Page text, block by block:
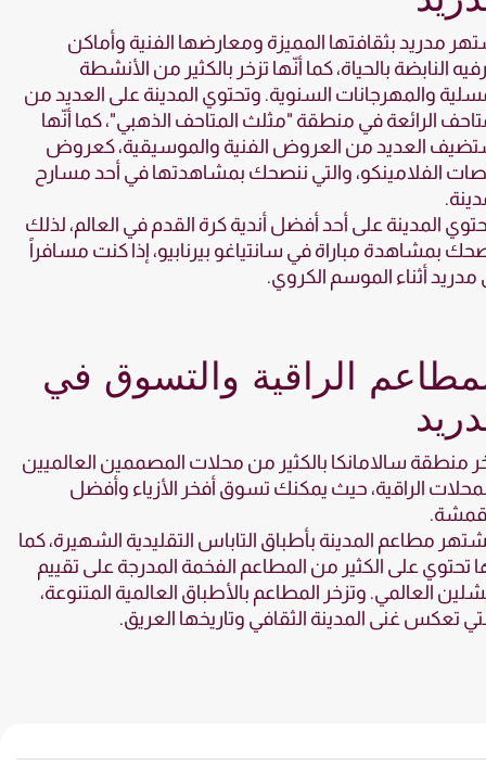
مدريد بثقافتها المميزة ومعارضها الفنية وأماكن
النابضة بالحياة، كما أنّها تزخر بالكثير من الأنشطة
والمهرجانات السنوية. وتحتوي المدينة على العديد من
الرائعة في منطقة "مثلث المتاحف الذهبي"، كما أنّها
العديد من العروض الفنية والموسيقية، كعروض
الفلامينكو، والتي ننصحك بمشاهدتها في أحد مسارح
المدينة على أحد أفضل أندية كرة القدم في العالم، لذلك
بمشاهدة مباراة في سانتياغو بيرنابيو، إذا كنت مسافراً
مدريد أثناء الموسم الكروي.
الراقية والتسوق في
منطقة سالامانكا بالكثير من محلات المصممين العالميين
الراقية، حيث يمكنك تسوق أفخر الأزياء وأفضل
مطاعم المدينة بأطباق التاباس التقليدية الشهيرة، كما
تحتوي على الكثير من المطاعم الفخمة المدرجة على تقييم
العالمي. وتزخر المطاعم بالأطباق العالمية المتنوعة،
تعكس غنى المدينة الثقافي وتاريخها العريق.